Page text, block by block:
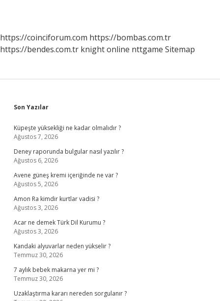
https://coinciforum.com https://bombas.com.tr
https://bendes.com.tr knight online nttgame Sitemap
Sidebar
Son Yazılar
Küpeşte yüksekliği ne kadar olmalıdır ?
Ağustos 7, 2026
Deney raporunda bulgular nasıl yazılır ?
Ağustos 6, 2026
Avene güneş kremi içeriğinde ne var ?
Ağustos 5, 2026
Amon Ra kimdir kurtlar vadisi ?
Ağustos 3, 2026
Acar ne demek Türk Dil Kurumu ?
Ağustos 3, 2026
Kandaki alyuvarlar neden yükselir ?
Temmuz 30, 2026
7 aylık bebek makarna yer mi ?
Temmuz 30, 2026
Uzaklaştırma kararı nereden sorgulanır ?